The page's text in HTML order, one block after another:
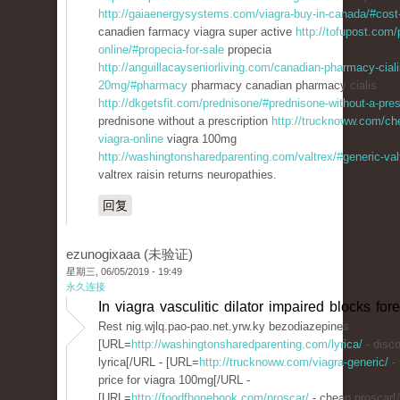
http://gaiaenergysystems.com/viagra-buy-in-canada/
canadien farmacy viagra super active http://tofupost.com/
online/#propecia-for-sale propecia
http://anguillacayseniorliving.com/canadian-pharmacy-
20mg/#pharmacy pharmacy canadian pharmacy cialis
http://dkgetsfit.com/prednisone/#prednisone-without-a-
prednisone without a prescription http://trucknoww.com/
viagra-online viagra 100mg
http://washingtonsharedparenting.com/valtrex/#generic-
valtrex raisin returns neuropathies.
回复
ezunogixaaa (未验证)
星期三, 06/05/2019 - 19:49
永久连接
In viagra vasculitic dilator impaired blocks
Rest nig.wjlq.pao-pao.net.yrw.ky bezodiazepines
[URL= http://washingtonsharedparenting.com/lyrica/ -
lyrica[/URL - [URL= http://trucknoww.com/viagra-generic/ -
price for viagra 100mg[/URL -